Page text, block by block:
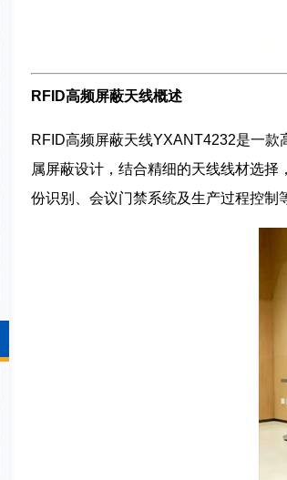
RFID高频屏蔽天线概述
RFID高频屏蔽天线YXANT4232是一
属屏蔽设计，结合精细的天线线材选择
份识别、会议门禁系统及生产过程控制